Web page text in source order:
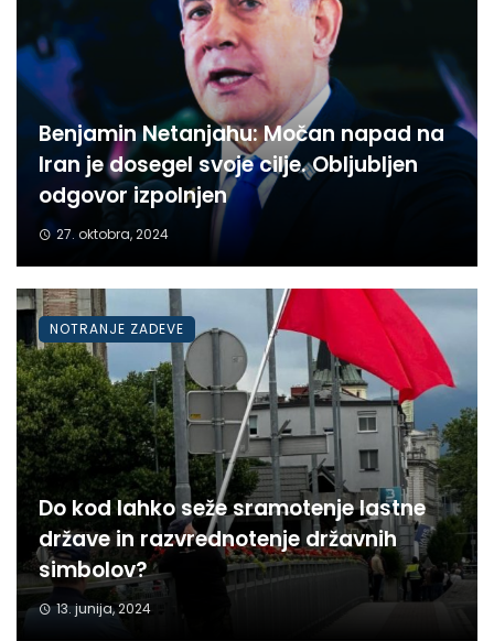
Benjamin Netanjahu: Močan napad na
Iran je dosegel svoje cilje. Obljubljen
odgovor izpolnjen
27. oktobra, 2024
Do kod lahko seže sramotenje lastne
države in razvrednotenje državnih
simbolov?
13. junija, 2024
NOTRANJE ZADEVE